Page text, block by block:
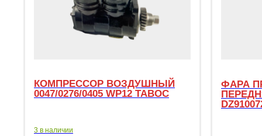
КОМПРЕССОР ВОЗДУШНЫЙ
0047/0276/0405 WP12 TABOC
3 в наличии
ФАРА